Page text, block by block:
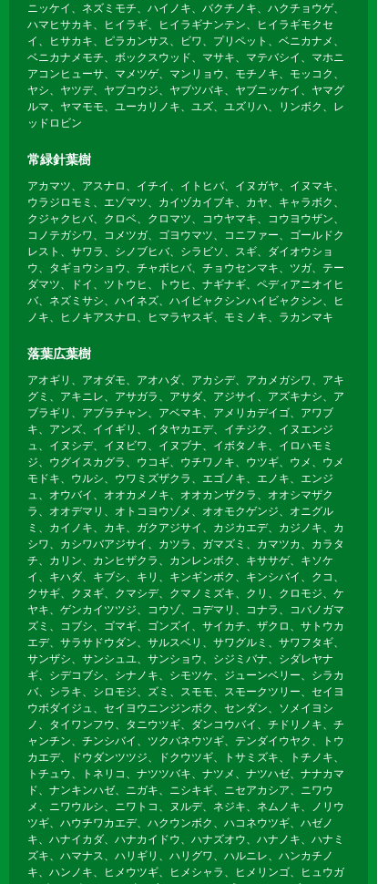
ニッケイ、ネズミモチ、ハイノキ、バクチノキ、ハクチョウゲ、
ハマヒサカキ、ヒイラギ、ヒイラギナンテン、ヒイラギモクセ
イ、ヒサカキ、ピラカンサス、ビワ、プリペット、ベニカナメ、
ベニカナメモチ、ボックスウッド、マサキ、マテバシイ、マホニ
アコンヒューサ、マメツゲ、マンリョウ、モチノキ、モッコク、
ヤシ、ヤツデ、ヤブコウジ、ヤブツバキ、ヤブニッケイ、ヤマグ
ルマ、ヤマモモ、ユーカリノキ、ユズ、ユズリハ、リンボク、レ
ッドロビン
常緑針葉樹
アカマツ、アスナロ、イチイ、イトヒバ、イヌガヤ、イヌマキ、
ウラジロモミ、エゾマツ、カイヅカイブキ、カヤ、キャラボク、
クジャクヒバ、クロベ、クロマツ、コウヤマキ、コウヨウザン、
コノテガシワ、コメツガ、ゴヨウマツ、コニファー、ゴールドク
レスト、サワラ、シノブヒバ、シラビソ、スギ、ダイオウショ
ウ、タギョウショウ、チャボヒバ、チョウセンマキ、ツガ、テー
ダマツ、ドイ、ツトウヒ、トウヒ、ナギナギ、ペディアニオイヒ
バ、ネズミサシ、ハイネズ、ハイビャクシンハイビャクシン、ヒ
ノキ、ヒノキアスナロ、ヒマラヤスギ、モミノキ、ラカンマキ
落葉広葉樹
アオギリ、アオダモ、アオハダ、アカシデ、アカメガシワ、アキ
グミ、アキニレ、アサガラ、アサダ、アジサイ、アズキナシ、ア
ブラギリ、アブラチャン、アベマキ、アメリカデイゴ、アワブ
キ、アンズ、イイギリ、イタヤカエデ、イチジク、イヌエンジ
ュ、イヌシデ、イヌビワ、イヌブナ、イボタノキ、イロハモミ
ジ、ウグイスカグラ、ウコギ、ウチワノキ、ウツギ、ウメ、ウメ
モドキ、ウルシ、ウワミズザクラ、エゴノキ、エノキ、エンジ
ュ、オウバイ、オオカメノキ、オオカンザクラ、オオシマザク
ラ、オオデマリ、オトコヨウゾメ、オオモクゲンジ、オニグル
ミ、カイノキ、カキ、ガクアジサイ、カジカエデ、カジノキ、カ
シワ、カシワバアジサイ、カツラ、ガマズミ、カマツカ、カラタ
チ、カリン、カンヒザクラ、カンレンボク、キササゲ、キソケ
イ、キハダ、キブシ、キリ、キンギンボク、キンシバイ、クコ、
クサギ、クヌギ、クマシデ、クマノミズキ、クリ、クロモジ、ケ
ヤキ、ゲンカイツツジ、コウゾ、コデマリ、コナラ、コバノガマ
ズミ、コブシ、ゴマギ、ゴンズイ、サイカチ、ザクロ、サトウカ
エデ、サラサドウダン、サルスベリ、サワグルミ、サワフタギ、
サンザシ、サンシュユ、サンショウ、シジミバナ、シダレヤナ
ギ、シデコブシ、シナノキ、シモツケ、ジューンベリー、シラカ
バ、シラキ、シロモジ、ズミ、スモモ、スモークツリー、セイヨ
ウボダイジュ、セイヨウニンジンボク、センダン、ソメイヨシ
ノ、タイワンフウ、タニウツギ、ダンコウバイ、チドリノキ、チ
ャンチン、チンシバイ、ツクバネウツギ、テンダイウヤク、トウ
カエデ、ドウダンツツジ、ドクウツギ、トサミズキ、トチノキ、
トチュウ、トネリコ、ナツツバキ、ナツメ、ナツハゼ、ナナカマ
ド、ナンキンハゼ、ニガキ、ニシキギ、ニセアカシア、ニワウ
メ、ニワウルシ、ニワトコ、ヌルデ、ネジキ、ネムノキ、ノリウ
ツギ、ハウチワカエデ、ハクウンボク、ハコネウツギ、ハゼノ
キ、ハナイカダ、ハナカイドウ、ハナズオウ、ハナノキ、ハナミ
ズキ、ハマナス、ハリギリ、ハリグワ、ハルニレ、ハンカチノ
キ、ハンノキ、ヒメウツギ、ヒメシャラ、ヒメリンゴ、ヒュウガ